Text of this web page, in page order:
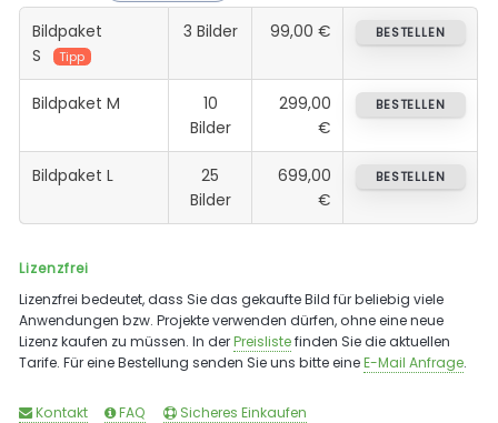
Bildpaket
S
Tipp
3 Bilder 99,00 € BESTELLEN
Bildpaket M
10
Bilder
299,00
€
BESTELLEN
Bildpaket L
25
Bilder
699,00
€
BESTELLEN
Lizenzfrei
Lizenzfrei bedeutet, dass Sie das gekaufte Bild für beliebig viele
Anwendungen bzw. Projekte verwenden dürfen, ohne eine neue
Lizenz kaufen zu müssen. In derPreislistefinden Sie die aktuellen
Tarife. Für eine Bestellung senden Sie uns bitte eineE-Mail Anfrage.
Kontakt FAQ Sicheres Einkaufen